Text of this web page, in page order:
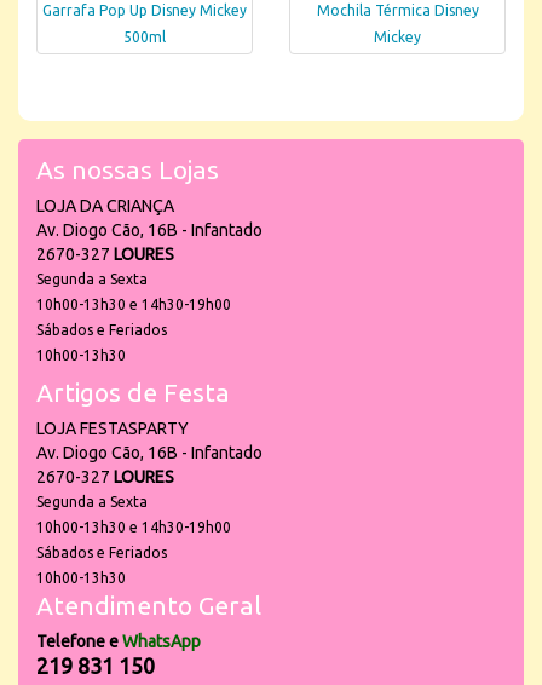
Garrafa Pop Up Disney Mickey
500ml
Mochila Térmica Disney
Mickey
As nossas Lojas
LOJA DA CRIANÇA
Av. Diogo Cão, 16B - Infantado
2670-327 LOURES
Segunda a Sexta
10h00-13h30 e 14h30-19h00
Sábados e Feriados
10h00-13h30
Artigos de Festa
LOJA FESTASPARTY
Av. Diogo Cão, 16B - Infantado
2670-327 LOURES
Segunda a Sexta
10h00-13h30 e 14h30-19h00
Sábados e Feriados
10h00-13h30
Atendimento Geral
Telefone eWhatsApp
219 831 150